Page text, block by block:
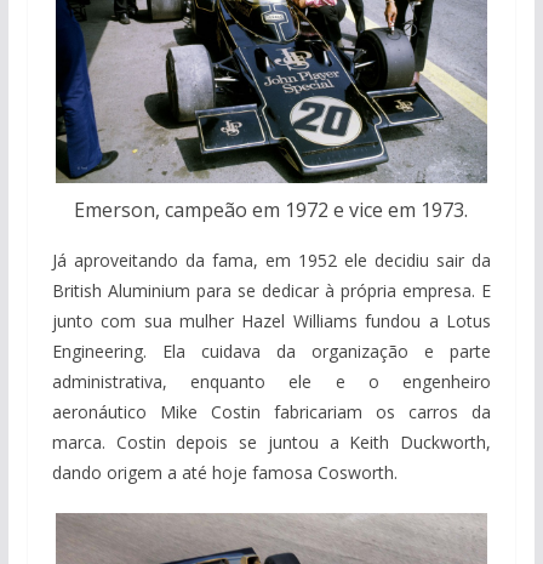
Emerson, campeão em 1972 e vice em 1973.
Já aproveitando da fama, em 1952 ele decidiu sair da
British Aluminium para se dedicar à própria empresa. E
junto com sua mulher Hazel Williams fundou a Lotus
Engineering. Ela cuidava da organização e parte
administrativa, enquanto ele e o engenheiro
aeronáutico Mike Costin fabricariam os carros da
marca. Costin depois se juntou a Keith Duckworth,
dando origem a até hoje famosa Cosworth.